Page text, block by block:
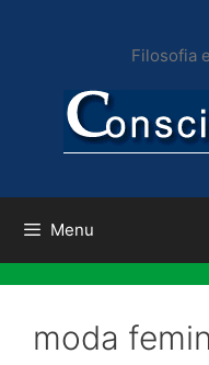
conteúdo
Filosofia
Menu
moda